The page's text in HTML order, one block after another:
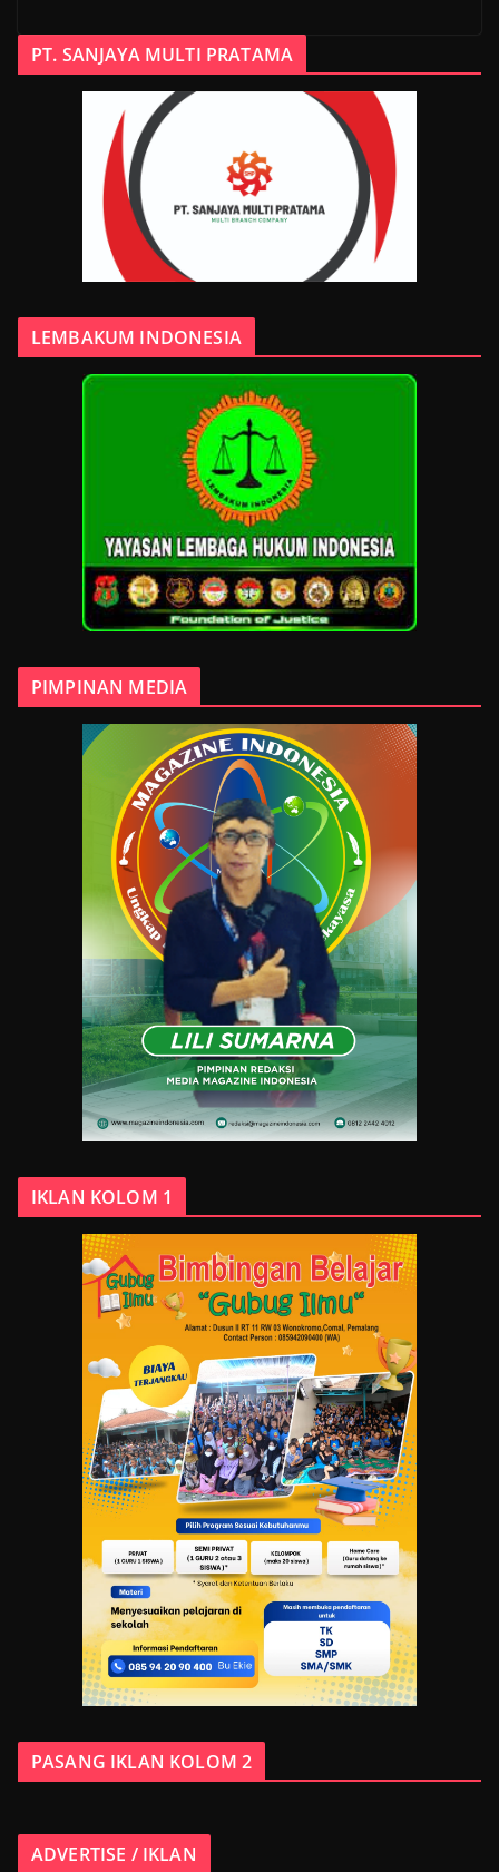
PT. SANJAYA MULTI PRATAMA
LEMBAKUM INDONESIA
PIMPINAN MEDIA
IKLAN KOLOM 1
PASANG IKLAN KOLOM 2
ADVERTISE / IKLAN